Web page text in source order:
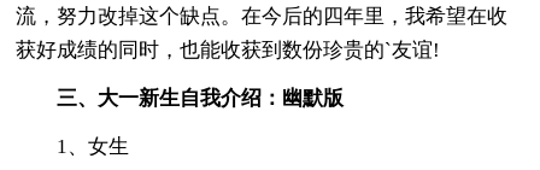
流，努力改掉这个缺点。在今后的四年里，我希望在收
获好成绩的同时，也能收获到数份珍贵的`友谊!
三、大一新生自我介绍：幽默版
1、女生